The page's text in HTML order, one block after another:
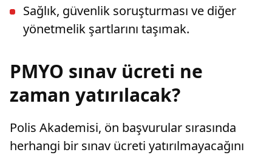
Sağlık, güvenlik soruşturması ve diğer
yönetmelik şartlarını taşımak.
PMYO sınav ücreti ne
zaman yatırılacak?
Polis Akademisi, ön başvurular sırasında
herhangi bir sınav ücreti yatırılmayacağını